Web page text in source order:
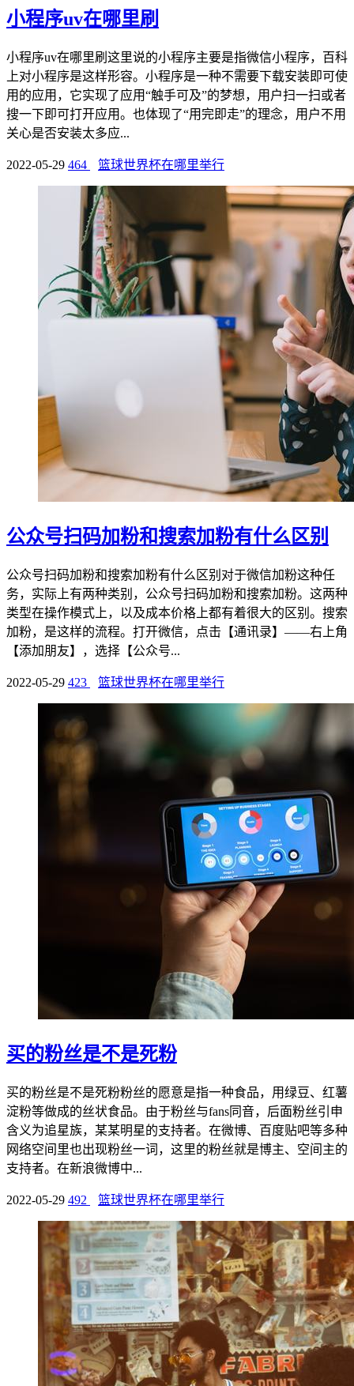
小程序uv在哪里刷
小程序uv在哪里刷这里说的小程序主要是指微信小程序，百科
上对小程序是这样形容。小程序是一种不需要下载安装即可使
用的应用，它实现了应用“触手可及”的梦想，用户扫一扫或者
搜一下即可打开应用。也体现了“用完即走”的理念，用户不用
关心是否安装太多应...
2022-05-29 464 篮球世界杯在哪里举行
公众号扫码加粉和搜索加粉有什么区别
公众号扫码加粉和搜索加粉有什么区别对于微信加粉这种任
务，实际上有两种类别，公众号扫码加粉和搜索加粉。这两种
类型在操作模式上，以及成本价格上都有着很大的区别。搜索
加粉，是这样的流程。打开微信，点击【通讯录】——右上角
【添加朋友】，选择【公众号...
2022-05-29 423 篮球世界杯在哪里举行
买的粉丝是不是死粉
买的粉丝是不是死粉粉丝的愿意是指一种食品，用绿豆、红薯
淀粉等做成的丝状食品。由于粉丝与fans同音，后面粉丝引申
含义为追星族，某某明星的支持者。在微博、百度贴吧等多种
网络空间里也出现粉丝一词，这里的粉丝就是博主、空间主的
支持者。在新浪微博中...
2022-05-29 492 篮球世界杯在哪里举行